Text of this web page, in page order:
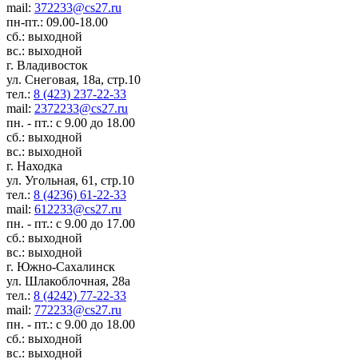
mail: 372233@cs27.ru
пн-пт.: 09.00-18.00
сб.: выходной
вс.: выходной
г. Владивосток
ул. Снеговая, 18а, стр.10
тел.: 8 (423) 237-22-33
mail: 2372233@cs27.ru
пн. - пт.: с 9.00 до 18.00
сб.: выходной
вс.: выходной
г. Находка
ул. Угольная, 61, стр.10
тел.: 8 (4236) 61-22-33
mail: 612233@cs27.ru
пн. - пт.: с 9.00 до 17.00
сб.: выходной
вс.: выходной
г. Южно-Сахалинск
ул. Шлакоблочная, 28а
тел.: 8 (4242) 77-22-33
mail: 772233@cs27.ru
пн. - пт.: с 9.00 до 18.00
сб.: выходной
вс.: выходной